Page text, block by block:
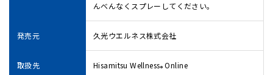
んべんなくスプレーしてください。
発売元 久光ウエルネス株式会社
取扱先 Hisamitsu Wellness®Online